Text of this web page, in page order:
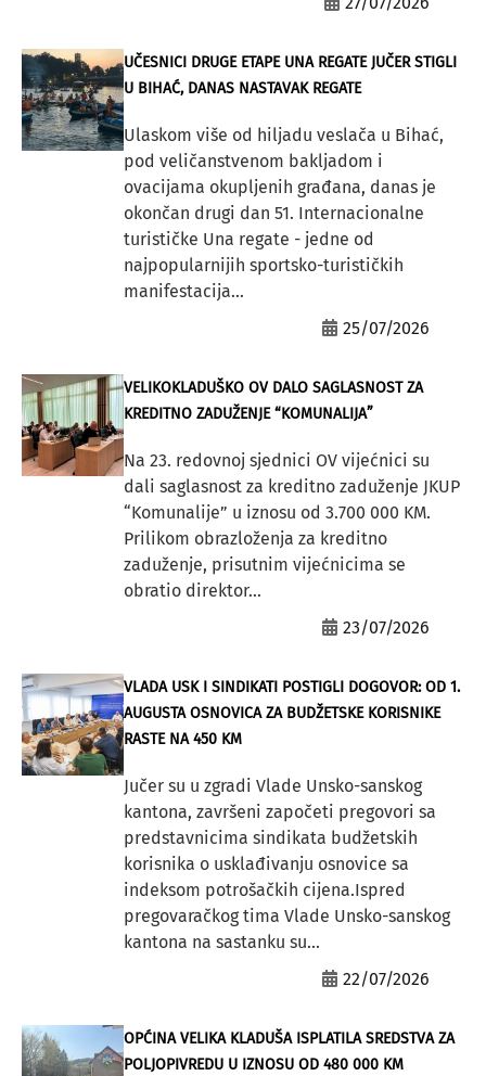
UČESNICI DRUGE ETAPE UNA REGATE JUČER STIGLI
U BIHAĆ, DANAS NASTAVAK REGATE
Ulaskom više od hiljadu veslača u Bihać,
pod veličanstvenom bakljadom i
ovacijama okupljenih građana, danas je
okončan drugi dan 51. Internacionalne
turističke Una regate - jedne od
najpopularnijih sportsko-turističkih
manifestacija...
25/07/2026
VELIKOKLADUŠKO OV DALO SAGLASNOST ZA
KREDITNO ZADUŽENJE “KOMUNALIJA”
Na 23. redovnoj sjednici OV vijećnici su
dali saglasnost za kreditno zaduženje JKUP
“Komunalije” u iznosu od 3.700 000 KM.
Prilikom obrazloženja za kreditno
zaduženje, prisutnim vijećnicima se
obratio direktor...
23/07/2026
VLADA USK I SINDIKATI POSTIGLI DOGOVOR: OD 1.
AUGUSTA OSNOVICA ZA BUDŽETSKE KORISNIKE
RASTE NA 450 KM
Jučer su u zgradi Vlade Unsko-sanskog
kantona, završeni započeti pregovori sa
predstavnicima sindikata budžetskih
korisnika o usklađivanju osnovice sa
indeksom potrošačkih cijena.Ispred
pregovaračkog tima Vlade Unsko-sanskog
kantona na sastanku su...
22/07/2026
OPĆINA VELIKA KLADUŠA ISPLATILA SREDSTVA ZA
POLJOPIVREDU U IZNOSU OD 480 000 KM